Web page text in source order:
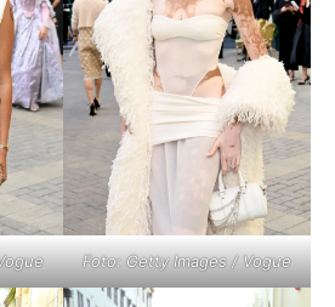
Foto: Getty Images / Vogue